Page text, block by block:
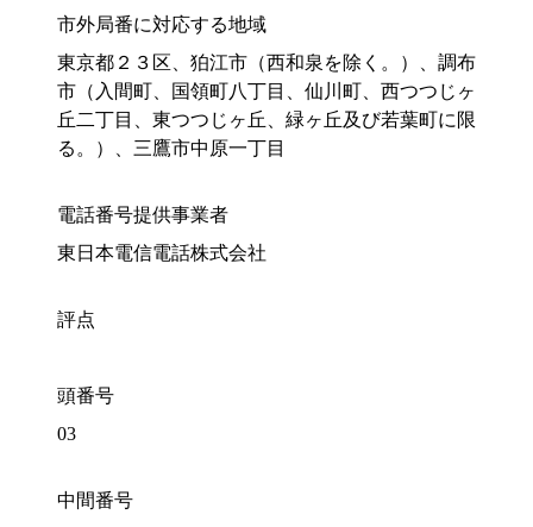
市外局番に対応する地域
東京都２３区、狛江市（西和泉を除く。）、調布
市（入間町、国領町八丁目、仙川町、西つつじヶ
丘二丁目、東つつじヶ丘、緑ヶ丘及び若葉町に限
る。）、三鷹市中原一丁目
電話番号提供事業者
東日本電信電話株式会社
評点
頭番号
03
中間番号